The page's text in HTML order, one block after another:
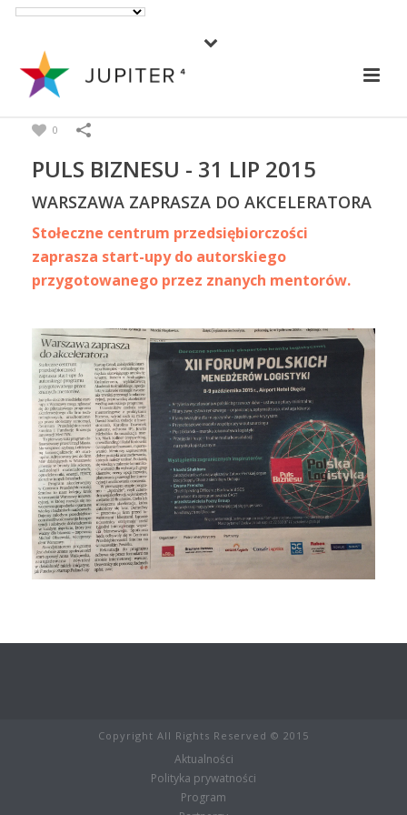
0
PULS BIZNESU - 31 LIP 2015
WARSZAWA ZAPRASZA DO AKCELERATORA
Stołeczne centrum przedsiębiorczości
zaprasza start-upy do autorskiego
przygotowanego przez znanych mentorów.
Copyright All Rights Reserved © 2015
Aktualności
Polityka prywatności
Program